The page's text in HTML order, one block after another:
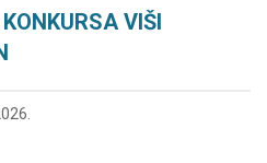
VIŠI